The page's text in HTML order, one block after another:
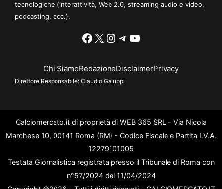
tecnologiche (interattività, Web 2.0, streaming audio e video,
podcasting, ecc.).
Facebook
X Instagram
Telegram
YouTube
Chi SiamoRedazioneDisclaimerPrivacy
Direttore Responsabile: Claudio Galuppi
Calciomercato.it di proprietà di WEB 365 SRL - Via Nicola
Marchese 10, 00141 Roma (RM) - Codice Fiscale e Partita I.V.A.
12279101005
Testata Giornalistica registrata presso il Tribunale di Roma con
n°57/2024 del 11/04/2024